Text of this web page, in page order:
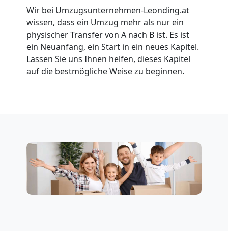
Wir bei Umzugsunternehmen-Leonding.at
wissen, dass ein Umzug mehr als nur ein
physischer Transfer von A nach B ist. Es ist
ein Neuanfang, ein Start in ein neues Kapitel.
Lassen Sie uns Ihnen helfen, dieses Kapitel
auf die bestmögliche Weise zu beginnen.
Senioren
Leonding
Firmenumzug
Leonding